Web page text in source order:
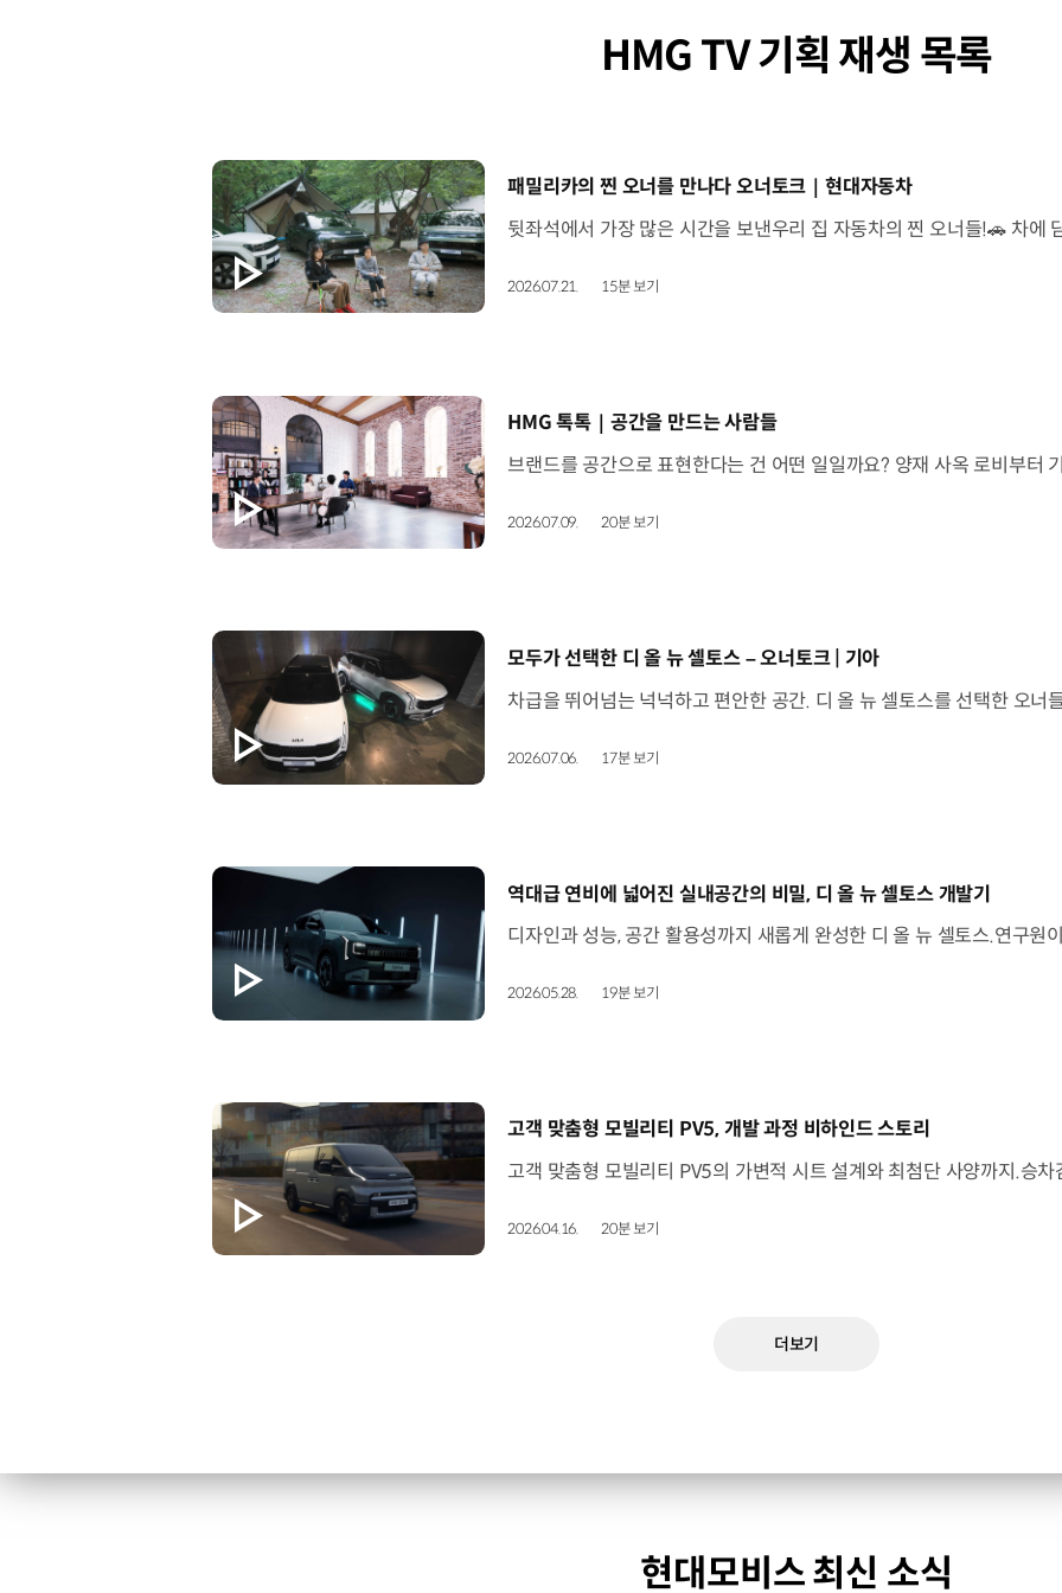
HMG TV 기획 재생 목록
[동영상]
패밀리카의 찐 오너를 만나다 오너토크｜현대자동차
2026.07.21. 15분 보기
[동영상]
HMG 톡톡｜공간을 만드는 사람들
2026.07.09. 20분 보기
[동영상]
모두가 선택한 디 올 뉴 셀토스 – 오너토크 | 기아
2026.07.06. 17분 보기
[동영상]
역대급 연비에 넓어진 실내공간의 비밀, 디 올 뉴 셀토스 개발기
2026.05.28. 19분 보기
[동영상]
고객 맞춤형 모빌리티 PV5, 개발 과정 비하인드 스토리
2026.04.16. 20분 보기
더보기
현대모비스 최신 소식